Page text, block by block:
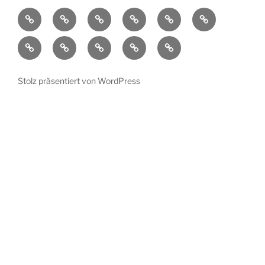
AktuellesOrtsplan
Übersicht
KunstorteKünstlerBühnenprogramm
Impressionen
Verein Pressespiegel
Kontakt Datenschutzerklärung
Impressum
Stolz präsentiert von WordPress